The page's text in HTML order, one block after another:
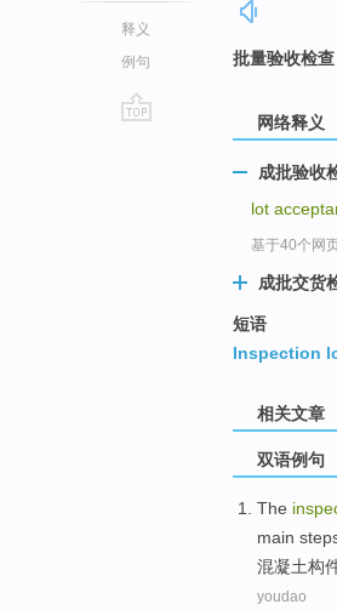
释义
例句
批量验收检
网络释义
成批验收
lot
基于40个网
成批交货
短语
Inspection
相关文章
双语例句
The
main
混凝土构
youdao